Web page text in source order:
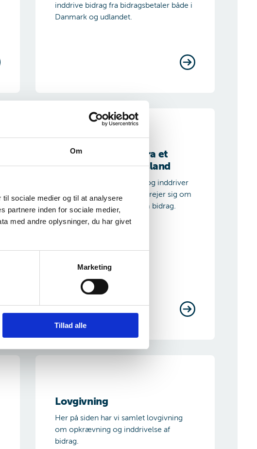
Om
sociale medier og til at analysere
partnere inden for sociale medier,
med andre oplysninger, du har givet
Marketing
Tillad alle
inddrive bidrag fra bidragsbetaler både i
Danmark og udlandet.
Bidragsafgørelser fra et Haagerkonventionsland
Bidragsafgørelser fra et
Haagerkonventionsland
Gældsstyrelsen opkræver og inddriver
bidrag i Danmark, når det drejer sig om
udenlandske afgørelser om bidrag.
Lovgivning
Her på siden har vi samlet lovgivning
om opkrævning og inddrivelse af
bidrag.